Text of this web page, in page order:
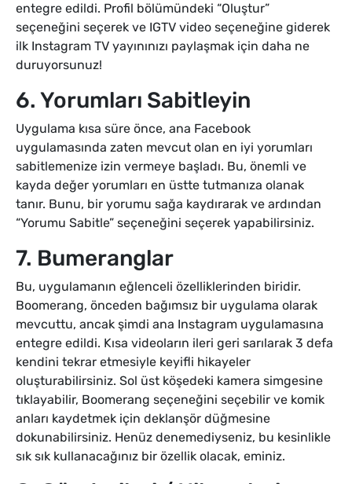
entegre edildi. Profil bölümündeki “Oluştur”
seçeneğini seçerek ve IGTV video seçeneğine giderek
ilk Instagram TV yayınınızı paylaşmak için daha ne
duruyorsunuz!
6. Yorumları Sabitleyin
Uygulama kısa süre önce, ana Facebook
uygulamasında zaten mevcut olan en iyi yorumları
sabitlemenize izin vermeye başladı. Bu, önemli ve
kayda değer yorumları en üstte tutmanıza olanak
tanır. Bunu, bir yorumu sağa kaydırarak ve ardından
“Yorumu Sabitle” seçeneğini seçerek yapabilirsiniz.
7. Bumeranglar
Bu, uygulamanın eğlenceli özelliklerinden biridir.
Boomerang, önceden bağımsız bir uygulama olarak
mevcuttu, ancak şimdi ana Instagram uygulamasına
entegre edildi. Kısa videoların ileri geri sarılarak 3 defa
kendini tekrar etmesiyle keyifli hikayeler
oluşturabilirsiniz. Sol üst köşedeki kamera simgesine
tıklayabilir, Boomerang seçeneğini seçebilir ve komik
anları kaydetmek için deklanşör düğmesine
dokunabilirsiniz. Henüz denemediyseniz, bu kesinlikle
sık sık kullanacağınız bir özellik olacak, eminiz.